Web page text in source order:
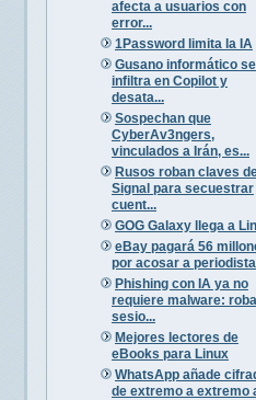
afecta a usuarios con
error...
1Password limita la IA
Gusano informático se
infiltra en Copilot y
desata...
Sospechan que
CyberAv3ngers,
vinculados a Irán, es...
Rusos roban claves
Signal para secuestrar
cuent...
GOG Galaxy llega a
eBay pagará 56
por acosar a
Phishing con IA ya no
requiere malware: roba
sesio...
Mejores lectores de
eBooks para Linux
WhatsApp añade
de extremo a extremo